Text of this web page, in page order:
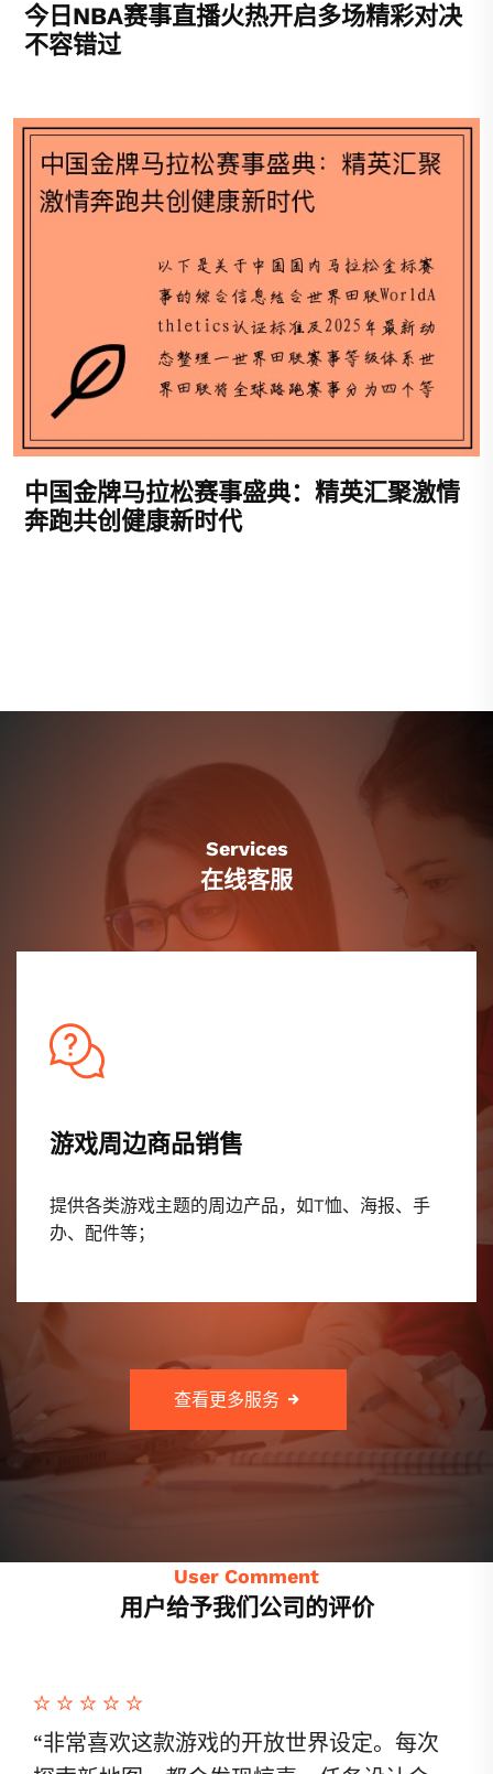
今日NBA赛事直播火热开启多场精彩对决
不容错过
中国金牌马拉松赛事盛典：精英汇聚激情
奔跑共创健康新时代
Services
在线客服
游戏周边商品销售
提供各类游戏主题的周边产品，如T恤、海报、手
办、配件等；
查看更多服务
User Comment
用户给予我们公司的评价
“非常喜欢这款游戏的开放世界设定。每次